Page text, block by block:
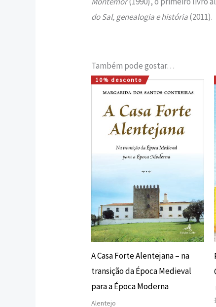
do Sal, genealogia e história(2011).
Também pode gostar…
10% desconto
A Casa Forte Alentejana – na
transição da Época Medieval
para a Época Moderna
Alentejo
O
preço
original
era:
16,00 €.
O
preço
é:
14,40 €.